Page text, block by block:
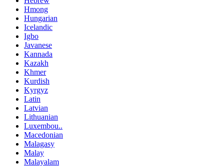
Hmong
Hungarian
Icelandic
Igbo
Javanese
Kannada
Kazakh
Khmer
Kurdish
Kyrgyz
Latin
Latvian
Lithuanian
Luxembou..
Macedonian
Malagasy
Malay
Malayalam